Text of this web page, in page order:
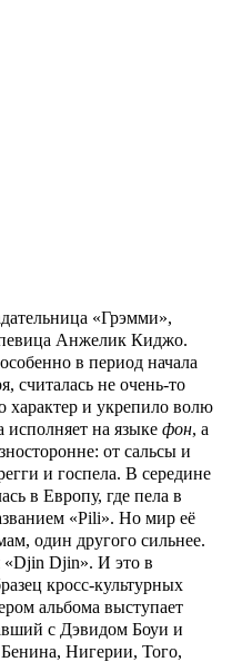
«Грэмми»,
Анжелик Киджо.
в период начала
считалась не очень-то
характер и укрепило волю
на языке фон, а
от сальсы и
и госпела. В середине
в Европу, где пела в
«Pili». Но мир её
один другого сильнее.
«Djin Djin». И это в
кросс-культурных
альбома выступает
с Дэвидом Боуи и
Нигерии, Того,